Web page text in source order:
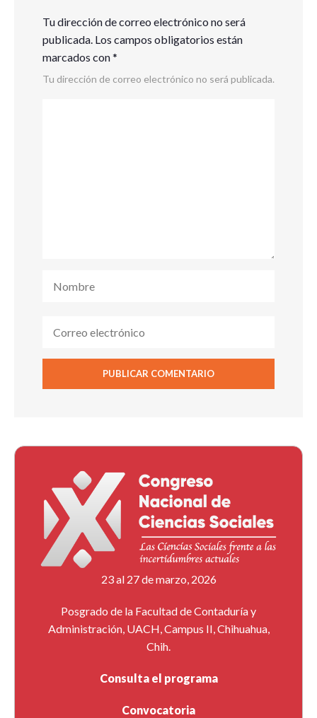
Tu dirección de correo electrónico no será
publicada. Los campos obligatorios están
marcados con*
Tu dirección de correo electrónico no será publicada.
23 al 27 de marzo, 2026
Posgrado de la Facultad de Contaduría y
Administración, UACH, Campus II, Chihuahua,
Chih.
Consulta el programa
Convocatoria